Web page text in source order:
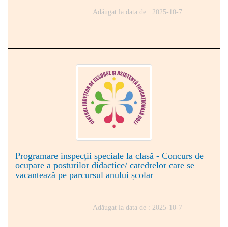
Adăugat la data de : 2025-10-7
Programare inspecții speciale la clasă - Concurs de
ocupare a posturilor didactice/ catedrelor care se
vacantează pe parcursul anului școlar
Adăugat la data de : 2025-10-7